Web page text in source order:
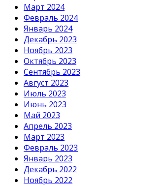
Март 2024
Февраль 2024
Январь 2024
Декабрь 2023
Ноябрь 2023
Октябрь 2023
Сентябрь 2023
Август 2023
Июль 2023
Июнь 2023
Май 2023
Апрель 2023
Март 2023
Февраль 2023
Январь 2023
Декабрь 2022
Ноябрь 2022